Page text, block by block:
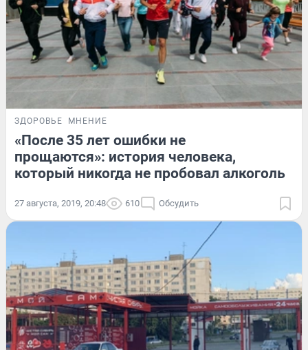
ЗДОРОВЬЕ МНЕНИЕ
«После 35 лет ошибки не
прощаются»: история человека,
который никогда не пробовал алкоголь
27 августа, 2019, 20:48 610 Обсудить